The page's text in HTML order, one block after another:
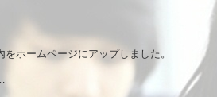
ホームページにアップしました。